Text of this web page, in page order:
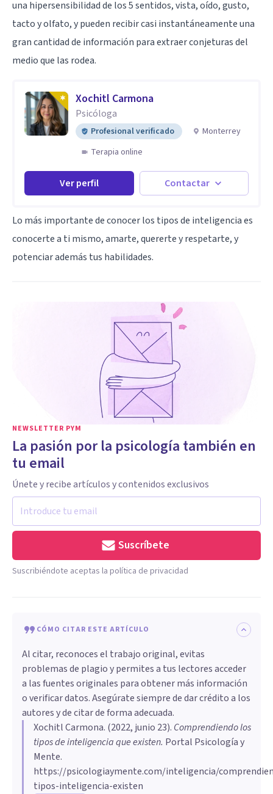
una hipersensibilidad de los 5 sentidos, vista, oído, gusto,
tacto y olfato, y pueden recibir casi instantáneamente una
gran cantidad de información para extraer conjeturas del
medio que las rodea.
Xochitl Carmona
Psicóloga
Profesional verificado
Monterrey
Terapia online
Ver perfil Contactar
Lo más importante de conocer los tipos de inteligencia es
conocerte a ti mismo, amarte, quererte y respetarte, y
potenciar además tus habilidades.
NEWSLETTER PYM
La pasión por la psicología también en
tu email
Únete y recibe artículos y contenidos exclusivos
Suscríbete
Suscribiéndote aceptas la política de privacidad
CÓMO CITAR ESTE ARTÍCULO
Al citar, reconoces el trabajo original, evitas
problemas de plagio y permites a tus lectores acceder
a las fuentes originales para obtener más información
o verificar datos. Asegúrate siempre de dar crédito a los
autores y de citar de forma adecuada.
Xochitl Carmona. (2022, junio 23). Comprendiendo los
tipos de inteligencia que existen. Portal Psicología y
Mente.
https://psicologiaymente.com/inteligencia/
tipos-inteligencia-existen